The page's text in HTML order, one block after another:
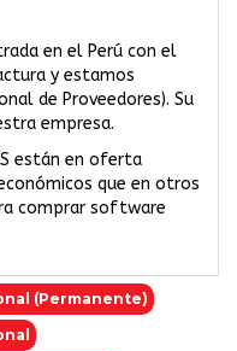
en el Perú con el
y estamos
de Proveedores). Su
empresa.
están en oferta
que en otros
comprar software
(Permanente)